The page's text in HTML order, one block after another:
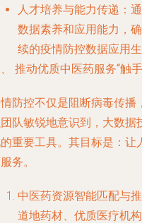
人才培养与能力传递 ：
数据素养和应用能力，
续的疫情防控数据应用生
推动优质中医药服务“触
防控不仅是阻断病毒传播
队敏锐地意识到，大数据
重要工具。其目标是： 让
务。
中医药资源智能匹配与
道地药材、优质医疗机